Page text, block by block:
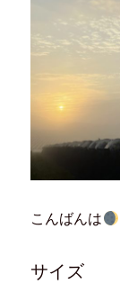
こんばんは
サイズ